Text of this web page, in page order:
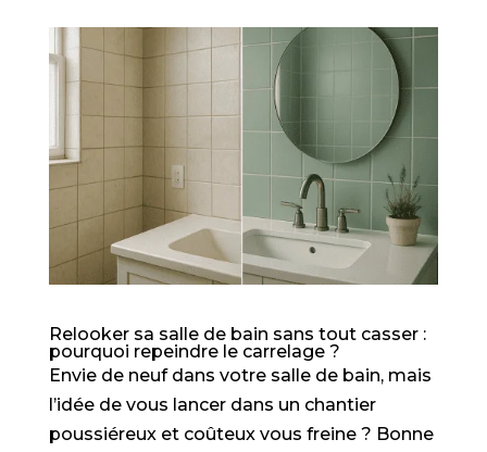
Relooker sa salle de bain sans tout casser :
pourquoi repeindre le carrelage ?
Envie de neuf dans votre salle de bain, mais
l’idée de vous lancer dans un chantier
poussiéreux et coûteux vous freine ? Bonne